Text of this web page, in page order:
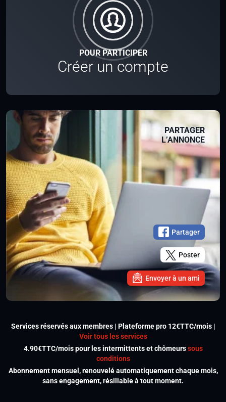
POUR PARTICIPER
Créer un compte
PARTAGER
L’ANNONCE
Partager
Poster
Envoyer à un ami
Services réservés aux membres | Plateforme pro 12€TTC/mois |
Voir tous les services
4.90€TTC/mois pour les intermittents et chômeurssous
conditions
Abonnement mensuel, renouvelé automatiquement chaque mois,
sans engagement, résiliable à tout moment.